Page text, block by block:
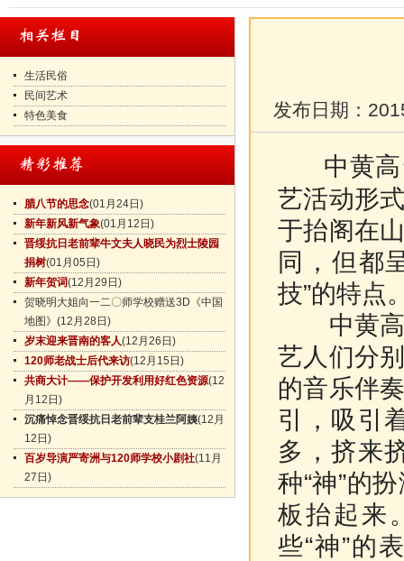
生活民俗
民间艺术
特色美食
腊八节的思念(01月24日)
新年新风新气象(01月12日)
晋绥抗日老前辈牛文夫人晓民为烈士陵园
捐树(01月05日)
新年贺词(12月29日)
贺晓明大姐向一二〇师学校赠送3D《中国
地图》 (12月28日)
岁末迎来晋南的客人(12月26日)
120师老战士后代来访(12月15日)
共商大计——保护开发利用好红色资源(12
月12日)
沉痛悼念晋绥抗日老前辈支桂兰阿姨(12月
12日)
百岁导演严寄洲与120师学校小剧社(11月
27日)
发布日期：
中黄
艺活动形
于抬阁在
同，但都
技”的特点
中黄高
艺人们分
的音乐伴
引，吸引
多，挤来
种“神”的
板抬起来
些“神”的